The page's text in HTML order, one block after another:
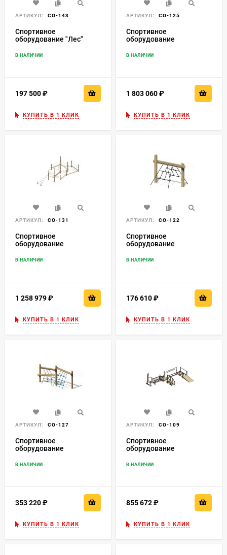
АРТИКУЛ: СО-143
Спортивное
оборудование "Лес"
В НАЛИЧИИ
197 500
КУПИТЬ В 1 КЛИК
АРТИКУЛ: СО-125
Спортивное
оборудование
8"
В НАЛИЧИИ
1 803 060
КУПИТЬ В 1 КЛИК
АРТИКУЛ: СО-131
Спортивное
оборудование
7"
В НАЛИЧИИ
1 258 979
КУПИТЬ В 1 КЛИК
АРТИКУЛ: СО-122
Спортивное
оборудование
лазания"
В НАЛИЧИИ
176 610
КУПИТЬ В 1 КЛИК
АРТИКУЛ: СО-127
Спортивное
оборудование
лазания 2"
В НАЛИЧИИ
353 220
КУПИТЬ В 1 КЛИК
АРТИКУЛ: СО-109
Спортивное
оборудование
В НАЛИЧИИ
855 672
КУПИТЬ В 1 КЛИК